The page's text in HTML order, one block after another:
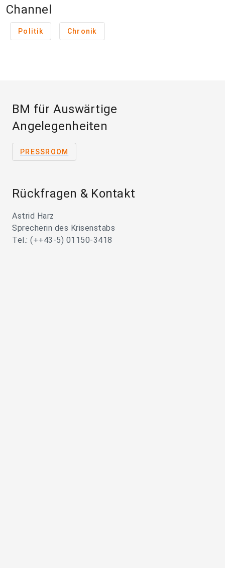
Channel
Politik Chronik
BM für Auswärtige
Angelegenheiten
PRESSROOM
Rückfragen & Kontakt
Astrid Harz
Sprecherin des Krisenstabs
Tel.: (++43-5) 01150-3418